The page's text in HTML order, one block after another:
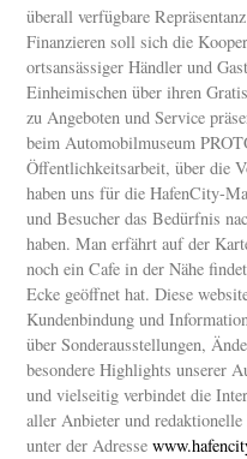
überall verfügbare
Finanzieren soll sich die
ortsansässiger Händler und
Einheimischen über ihren
zu Angeboten und Service
beim Automobilmuseum
Öffentlichkeitsarbeit, über die
haben uns für die HafenCity-
und Besucher das Bedürfnis
haben. Man erfährt auf der
noch ein Cafe in der Nähe
Ecke geöffnet hat. Diese
Kundenbindung und
über Sonderausstellungen,
besondere Highlights unserer
und vielseitig verbindet die
aller Anbieter und
unter der Adresse